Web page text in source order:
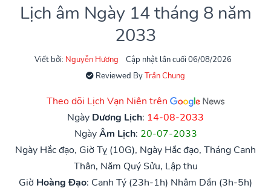
Lịch âm Ngày 14 tháng 8 năm
2033
Viết bởi: Nguyễn Hương
Cập nhật lần cuối 06/08/2026
Reviewed ByTrần Chung
Theo dõi Lịch Vạn Niên trên
Ngày Dương Lịch: 14-08-2033
NgàyÂm Lịch: 20-07-2033
Ngày Hắc đạo, Giờ Tỵ (10G), Ngày Hắc đạo, Tháng Canh
Thân, Năm Quý Sửu, Lập thu
Giờ Hoàng Đạo: Canh Tý (23h-1h) Nhâm Dần (3h-5h)